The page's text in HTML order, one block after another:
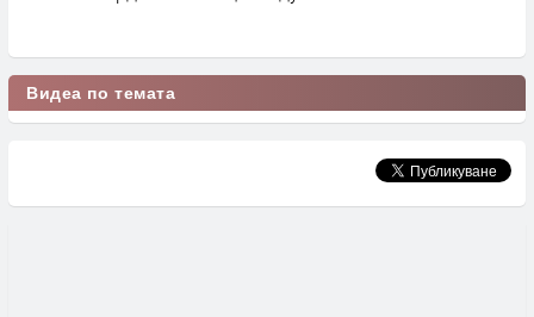
Видеа по темата